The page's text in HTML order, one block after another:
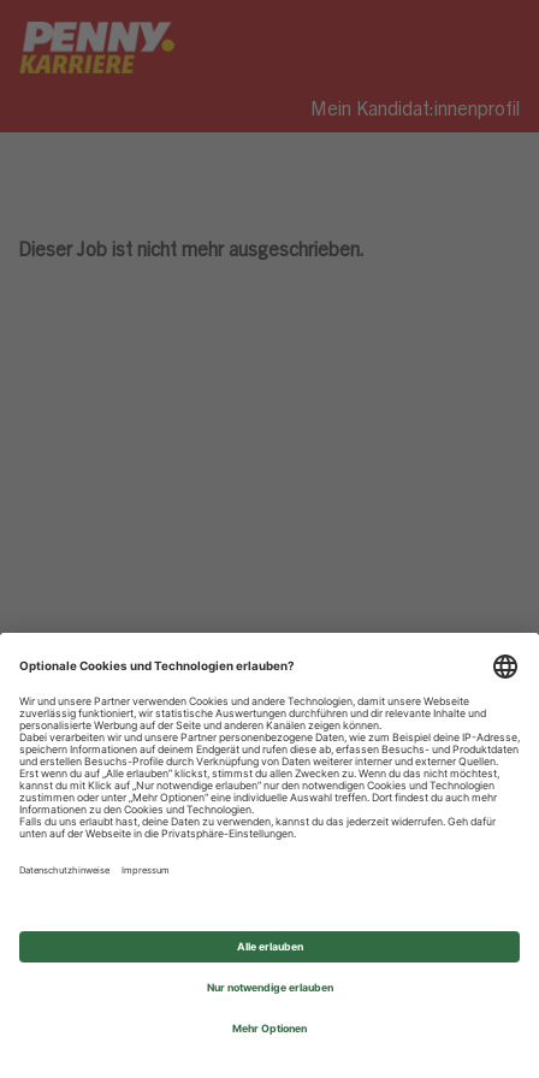
Mein Kandidat:innenprofil
Dieser Job ist nicht mehr ausgeschrieben.
Datenschutzhinweise
Impressum
Privatsphäre-Einstellungen
© 2026 REWE Group - All rights reserved